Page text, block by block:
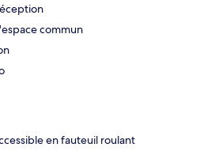
commun
en fauteuil roulant